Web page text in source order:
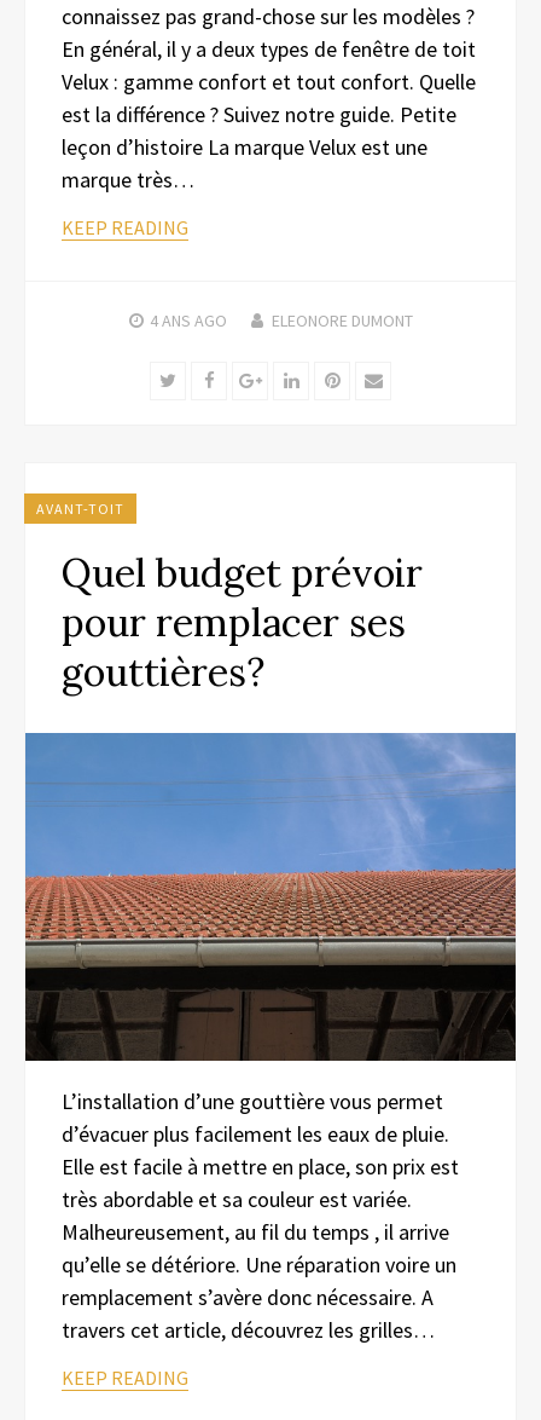
connaissez pas grand-chose sur les modèles ?
En général, il y a deux types de fenêtre de toit
Velux : gamme confort et tout confort. Quelle
est la différence ? Suivez notre guide. Petite
leçon d’histoire La marque Velux est une
marque très…
KEEP READING
4 ANS AGO ELEONORE DUMONT
TwitterFacebookGoogle+LinkedInPinterest
Email
AVANT-TOIT
Quel budget prévoir
pour remplacer ses
gouttières?
L’installation d’une gouttière vous permet
d’évacuer plus facilement les eaux de pluie.
Elle est facile à mettre en place, son prix est
très abordable et sa couleur est variée.
Malheureusement, au fil du temps , il arrive
qu’elle se détériore. Une réparation voire un
remplacement s’avère donc nécessaire. A
travers cet article, découvrez les grilles…
KEEP READING